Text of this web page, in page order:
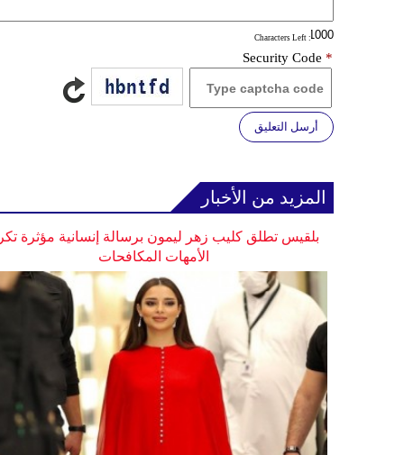
: Characters Left
Security Code *
أرسل التعليق
المزيد من الأخبار
بلقيس تطلق كليب زهر ليمون برسالة إنسانية مؤثرة
الأمهات المكافحات